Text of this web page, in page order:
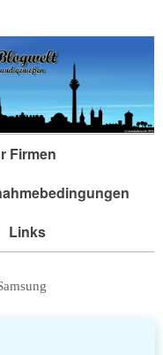
Firmen
Links